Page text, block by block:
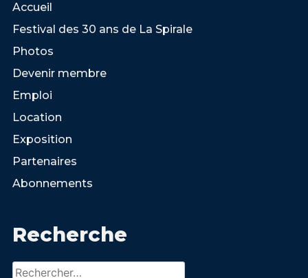
Accueil
Festival des 30 ans de La Spirale
Photos
Devenir membre
Emploi
Location
Exposition
Partenaires
Abonnements
Recherche
Rechercher :